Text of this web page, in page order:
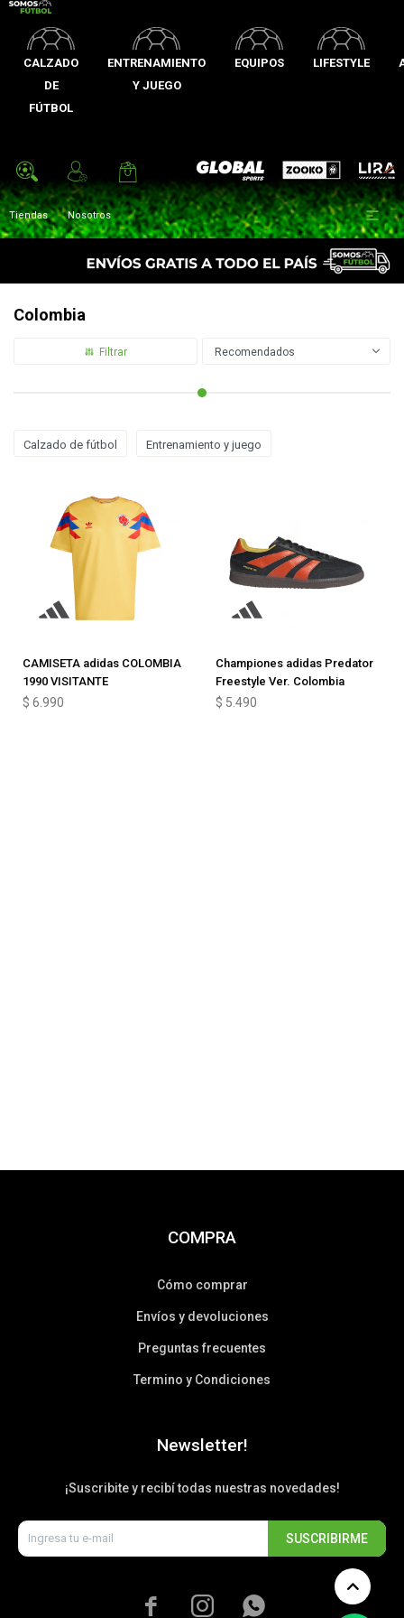
CALZADO
DE
FÚTBOL
ENTRENAMIENTO
Y JUEGO
EQUIPOS LIFESTYLE
Global Sports Zooko Lira
Tiendas Nosotros 
Colombia
Recomendados
Calzado de fútbol Entrenamiento y juego
CAMISETA adidas COLOMBIA
1990 VISITANTE
$ 6.990
Championes adidas Predator
Freestyle Ver. Colombia
$ 5.490
COMPRA
Cómo comprar
Envíos y devoluciones
Preguntas frecuentes
Termino y Condiciones
Newsletter!
¡Suscribite y recibí todas nuestras novedades!
SUSCRIBIRME
  